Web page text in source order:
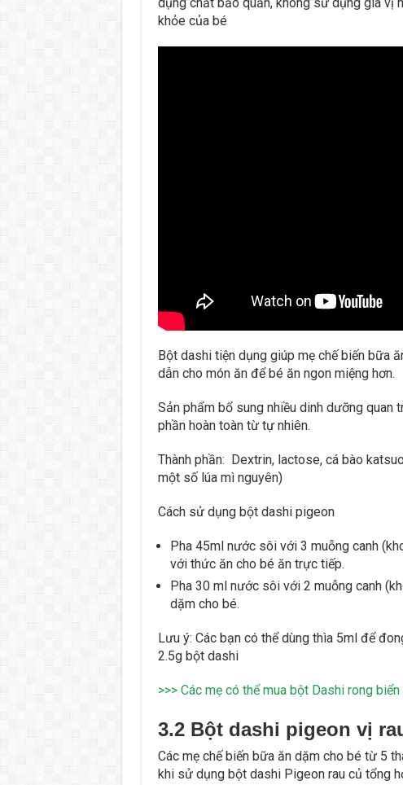
khỏe của bé
Bột dashi tiện dụng giúp mẹ chế biến bữa
dẫn cho món ăn để bé ăn ngon miệng hơn.
Sản phẩm bổ sung nhiều dinh dưỡng quan
phần hoàn toàn từ tự nhiên.
Thành phần: Dextrin, lactose, cá bào
một số lúa mì nguyên)
Cách sử dụng bột dashi pigeon
Pha 45ml nước sôi với 3 muỗng canh
với thức ăn cho bé ăn trực tiếp.
Pha 30 ml nước sôi với 2 muỗng canh
dặm cho bé.
Lưu ý: Các bạn có thể dùng thìa 5ml để
2.5g bột dashi
>>> Các mẹ có thể mua bột Dashi rong
3.2 Bột dashi pigeon vị
Các mẹ chế biến bữa ăn dặm cho bé từ 5
khi sử dụng bột dashi Pigeon rau củ tổng